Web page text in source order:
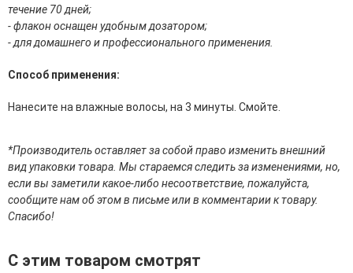
Для Тела
Автозагар для тела
Бальзамы и гели для тела
Дезодоранты для тела
Кремы для тела
Лосьоны, сыворотки и эликсиры для тела
Масла для тела
Молочко для тела
Мыло
Скрабы и пилинги для тела
течение 70 дней;
- флакон оснащен удобным дозатором;
- для домашнего и профессионального применения.
Способ применения:
Нанесите на влажные волосы, на 3 минуты. Смойте.
*Производитель оставляет за собой право изменить внешний
вид упаковки товара. Мы стараемся следить за изменениями, но,
если вы заметили какое-либо несоответствие, пожалуйста,
сообщите нам об этом в письме или в комментарии к товару.
Спасибо!
С этим товаром смотрят